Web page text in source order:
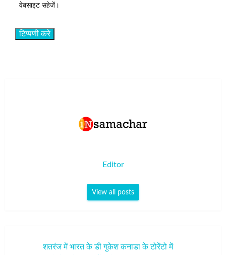
वेबसाइट सहेजें।
Editor
View all posts
शतरंज में भारत के डी गुकेश कनाडा के टोरेंटो में